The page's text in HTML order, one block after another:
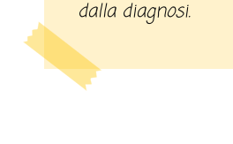
dalla diagnosi.